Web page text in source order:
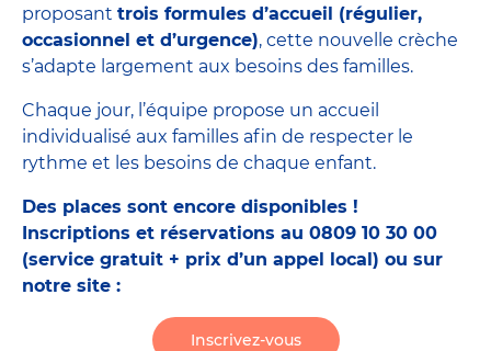
proposant trois formules d’accueil (régulier,
occasionnel et d’urgence), cette nouvelle crèche
s’adapte largement aux besoins des familles.
Chaque jour, l’équipe propose un accueil
individualisé aux familles afin de respecter le
rythme et les besoins de chaque enfant.
Des places sont encore disponibles !
Inscriptions et réservations au 0809 10 30 00
(service gratuit + prix d’un appel local) ou sur
notre site :
Inscrivez-vous